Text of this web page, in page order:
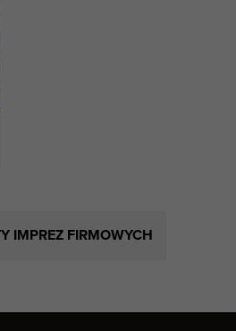
IMPREZ FIRMOWYCH